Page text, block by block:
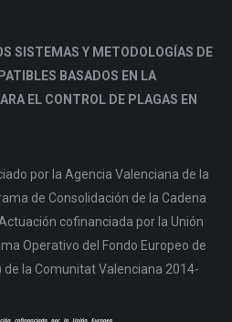
SISTEMAS Y METODOLOGÍAS DE
BASADOS EN LA
EL CONTROL DE PLAGAS EN
por la Agencia Valenciana de la
de Consolidación de la Cadena
cofinanciada por la Unión
Operativo del Fondo Europeo de
de la Comunitat Valenciana 2014-